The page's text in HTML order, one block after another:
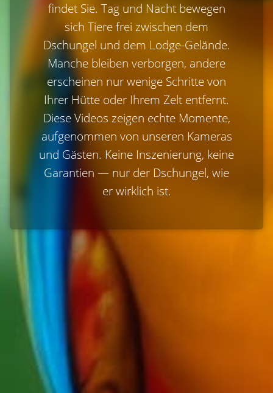
findet Sie. Tag und Nacht bewegen
sich Tiere frei zwischen dem
Dschungel und dem Lodge-Gelände.
Manche bleiben verborgen, andere
erscheinen nur wenige Schritte von
Ihrer Hütte oder Ihrem Zelt entfernt.
Diese Videos zeigen echte Momente,
aufgenommen von unseren Kameras
und Gästen. Keine Inszenierung, keine
Garantien — nur der Dschungel, wie
er wirklich ist.